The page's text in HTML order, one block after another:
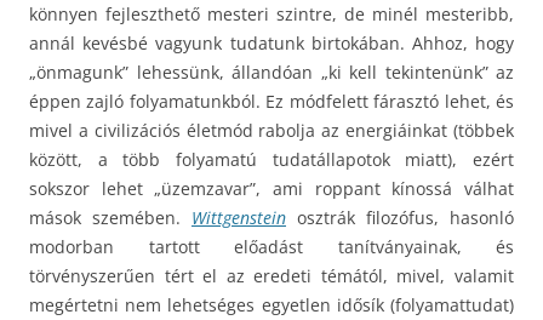
könnyen fejleszthető mesteri szintre, de minél mesteribb,
annál kevésbé vagyunk tudatunk birtokában. Ahhoz, hogy
„önmagunk” lehessünk, állandóan „ki kell tekintenünk” az
éppen zajló folyamatunkból. Ez módfelett fárasztó lehet, és
mivel a civilizációs életmód rabolja az energiáinkat (többek
között, a több folyamatú tudatállapotok miatt), ezért
sokszor lehet „üzemzavar”, ami roppant kínossá válhat
mások szemében. Wittgenstein osztrák filozófus, hasonló
modorban tartott előadást tanítványainak, és
törvényszerűen tért el az eredeti témától, mivel, valamit
megértetni nem lehetséges egyetlen idősík (folyamattudat)